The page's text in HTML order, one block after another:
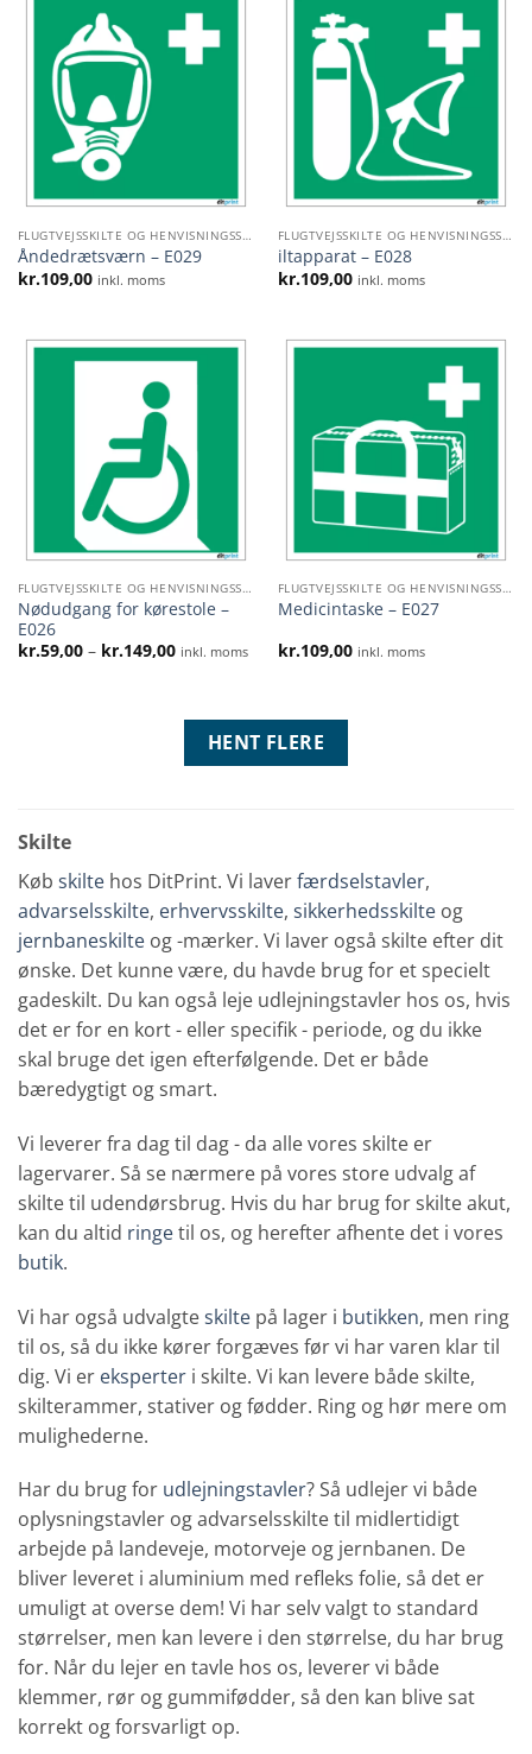
FLUGTVEJSSKILTE OG HENVISNINGSSKILTE
Åndedrætsværn – E029
kr.109,00 inkl. moms
FLUGTVEJSSKILTE OG HENVISNINGSSKILTE
iltapparat – E028
kr.109,00 inkl. moms
FLUGTVEJSSKILTE OG HENVISNINGSSKILTE
Nødudgang for kørestole –
E026
kr.59,00 – kr.149,00Prisinterval:
kr.59,00
inkl. moms
FLUGTVEJSSKILTE OG HENVISNINGSSKILTE
Medicintaske – E027
kr.109,00 inkl. moms
HENT FLERE
Skilte
Køb skilte hos DitPrint. Vi laverfærdselstavler,
advarselsskilte, erhvervsskilte, sikkerhedsskilte og
jernbaneskilte og -mærker. Vi laver også skilte efter dit
ønske. Det kunne være, du havde brug for et specielt
gadeskilt. Du kan også leje udlejningstavler hos os, hvis
det er for en kort - eller specifik - periode, og du ikke
skal bruge det igen efterfølgende. Det er både
bæredygtigt og smart.
Vi leverer fra dag til dag - da alle vores skilte er
lagervarer. Så se nærmere på vores store udvalg af
skilte til udendørsbrug. Hvis du har brug for skilte akut,
kan du altid ringetil os, og herefter afhente det i vores
butik.
Vi har også udvalgteskilte på lager i butikken, men ring
til os, så du ikke kører forgæves før vi har varen klar til
dig. Vi er eksperter i skilte. Vi kan levere både skilte,
skilterammer, stativer og fødder. Ring og hør mere om
mulighederne.
Har du brug for udlejningstavler? Så udlejer vi både
oplysningstavler og advarselsskilte til midlertidigt
arbejde på landeveje, motorveje og jernbanen. De
bliver leveret i aluminium med refleks folie, så det er
umuligt at overse dem! Vi har selv valgt to standard
størrelser, men kan levere i den størrelse, du har brug
for. Når du lejer en tavle hos os, leverer vi både
klemmer, rør og gummifødder, så den kan blive sat
korrekt og forsvarligt op.